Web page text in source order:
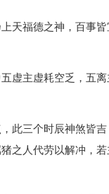
天福德之神，百事
虚主虚耗空乏，五
此三个时辰神煞皆吉
之人代劳以解冲，